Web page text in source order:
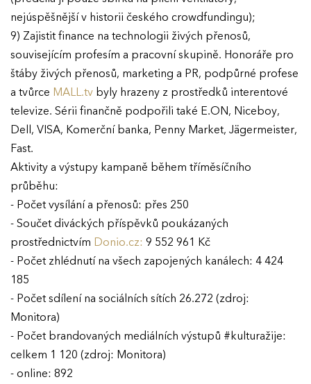
EFFIE 2026
O EFFIE
Ročník 2025
Ročník 2024
Ročník 2022
Ročník 2021
Ročník 2020
GALERIE
KONTAKTY
nejúspěšnější v historii českého crowdfundingu);
9) Zajistit finance na technologii živých přenosů,
souvisejícím profesím a pracovní skupině. Honoráře pro
štáby živých přenosů, marketing a PR, podpůrné profese
a tvůrce MALL.tv byly hrazeny z prostředků interentové
televize. Sérii finančně podpořili také E.ON, Niceboy,
Dell, VISA, Komerční banka, Penny Market, Jägermeister,
Fast.
Aktivity a výstupy kampaně během tříměsíčního
průběhu:
- Počet vysílání a přenosů: přes 250
- Součet diváckých příspěvků poukázaných
prostřednictvím Donio.cz: 9 552 961 Kč
- Počet zhlédnutí na všech zapojených kanálech: 4 424
185
- Počet sdílení na sociálních sítích 26.272 (zdroj:
Monitora)
- Počet brandovaných mediálních výstupů #kulturažije:
celkem 1 120 (zdroj: Monitora)
- online: 892